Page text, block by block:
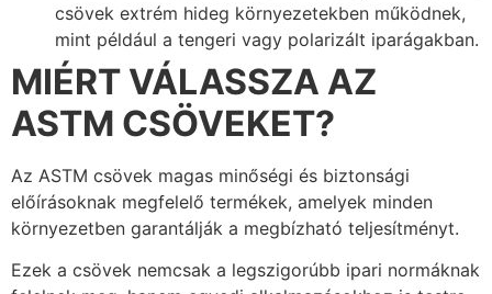
csövek extrém hideg környezetekben működnek,
mint például a tengeri vagy polarizált iparágakban.
MIÉRT VÁLASSZA AZ
ASTM CSÖVEKET?
Az ASTM csövek magas minőségi és biztonsági
előírásoknak megfelelő termékek, amelyek minden
környezetben garantálják a megbízható teljesítményt.
Ezek a csövek nemcsak a legszigorúbb ipari normáknak